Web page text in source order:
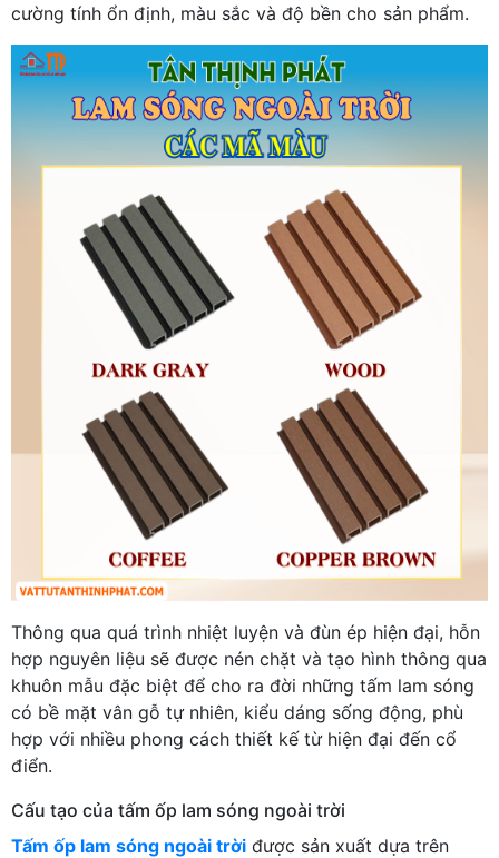
cường tính ổn định, màu sắc và độ bền cho sản phẩm.
Thông qua quá trình nhiệt luyện và đùn ép hiện đại, hỗn
hợp nguyên liệu sẽ được nén chặt và tạo hình thông qua
khuôn mẫu đặc biệt để cho ra đời những tấm lam sóng
có bề mặt vân gỗ tự nhiên, kiểu dáng sống động, phù
hợp với nhiều phong cách thiết kế từ hiện đại đến cổ
điển.
Cấu tạo của tấm ốp lam sóng ngoài trời
Tấm ốp lam sóng ngoài trời được sản xuất dựa trên